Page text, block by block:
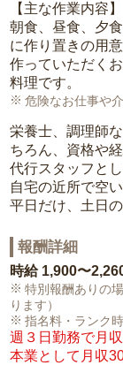
【主な作業内容】
朝食、昼食、夕
に作り置きの用
作っていただく
料理です。
危険なお仕事や
栄養士、調理師
ちろん、資格や
代行スタッフと
自宅の近所で空
平日だけ、土日
報酬詳細
時給 1,900〜
特別報酬ありの
ります）
指名料・ランク
週３日勤務で月
本業として月収